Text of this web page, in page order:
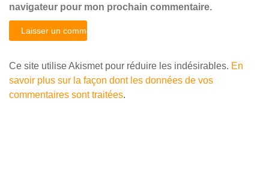
navigateur pour mon prochain commentaire.
Ce site utilise Akismet pour réduire les indésirables. En
savoir plus sur la façon dont les données de vos
commentaires sont traitées.